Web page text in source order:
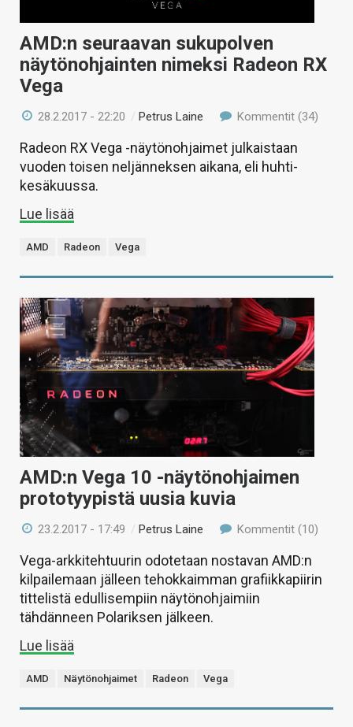
AMD:n seuraavan sukupolven
näytönohjainten nimeksi Radeon RX
Vega
28.2.2017 - 22:20 /Petrus Laine Kommentit (34)
Radeon RX Vega -näytönohjaimet julkaistaan
vuoden toisen neljänneksen aikana, eli huhti-
kesäkuussa.
Lue lisää
AMD Radeon Vega
AMD:n Vega 10 -näytönohjaimen
prototyypistä uusia kuvia
23.2.2017 - 17:49 /Petrus Laine Kommentit (10)
Vega-arkkitehtuurin odotetaan nostavan AMD:n
kilpailemaan jälleen tehokkaimman grafiikkapiirin
tittelistä edullisempiin näytönohjaimiin
tähdänneen Polariksen jälkeen.
Lue lisää
AMD Näytönohjaimet Radeon Vega